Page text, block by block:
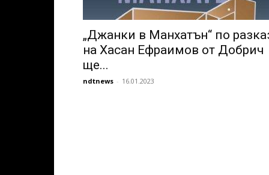
„Джанки в Манхатън“ по
на Хасан Ефраимов от Добрич
ще...
ndtnews - 16.01.2023